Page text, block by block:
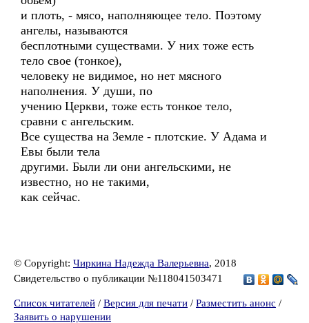
и плоть, - мясо, наполняющее тело. Поэтому
ангелы, называются
бесплотными существами. У них тоже есть
тело свое (тонкое),
человеку не видимое, но нет мясного
наполнения. У души, по
учению Церкви, тоже есть тонкое тело,
сравни с ангельским.
Все существа на Земле - плотские. У Адама и
Евы были тела
другими. Были ли они ангельскими, не
известно, но не такими,
как сейчас.
© Copyright: Чиркина Надежда Валерьевна, 2018
Свидетельство о публикации №118041503471
Список читателей / Версия для печати / Разместить анонс /
Заявить о нарушении